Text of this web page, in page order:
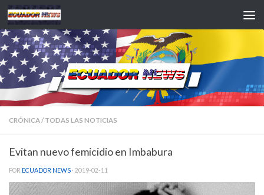
Saltar al contenido
CRÓNICA/ TODAS LAS NOTICIAS
Evitan nuevo femicidio en Imbabura
POR ECUADOR NEWS · 2019-02-11